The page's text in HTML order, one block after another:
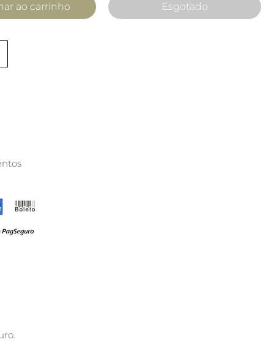
ao carrinho Esgotado